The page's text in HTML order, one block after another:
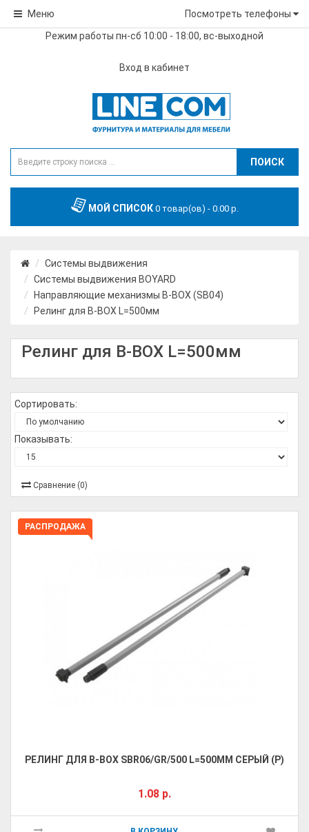
Меню
Посмотреть телефоны
Режим работы пн-сб 10:00 - 18:00, вс-выходной
Вход в кабинет
ПОИСК
МОЙ СПИСОК 0 товар(ов) - 0.00 р.
Системы выдвижения
Системы выдвижения BOYARD
Направляющие механизмы В-ВОХ (SB04)
Релинг для B-BOX L=500мм
Релинг для B-BOX L=500мм
Сортировать:
Показывать:
Сравнение (0)
РАСПРОДАЖА
PЕЛИНГ ДЛЯ B-BOX SBR06/GR/500 L=500ММ СЕРЫЙ (Р)
1.08 р.